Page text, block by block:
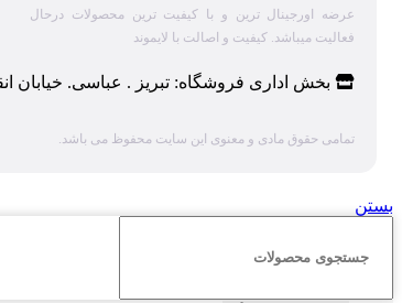
عرضه اورجینال ترین و با کیفیت ترین محصولات درحال
فعالیت میباشد. کیفیت و اصالت با لایموند
بخش اداری فروشگاه: تبریز . عباسی. خیابان
تمامی حقوق مادی و معنوی این سایت محفوظ می باشد.
بستن